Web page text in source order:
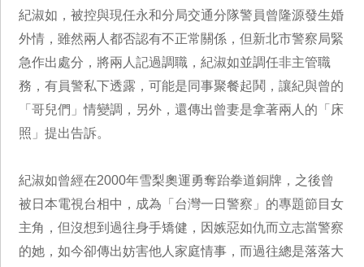
紀淑如，被控與現任永和分局交通分隊警員曾隆源發生婚
外情，雖然兩人都否認有不正常關係，但新北市警察局緊
急作出處分，將兩人記過調職，紀淑如並調任非主管職
務，有員警私下透露，可能是同事聚餐起鬨，讓紀與曾的
「哥兒們」情變調，另外，還傳出曾妻是拿著兩人的「床
照」提出告訴。
紀淑如曾經在2000年雪梨奧運勇奪跆拳道銅牌，之後曾
被日本電視台相中，成為「台灣一日警察」的專題節目女
主角，但沒想到過往身手矯健，因嫉惡如仇而立志當警察
的她，如今卻傳出妨害他人家庭情事，而過往總是落落大